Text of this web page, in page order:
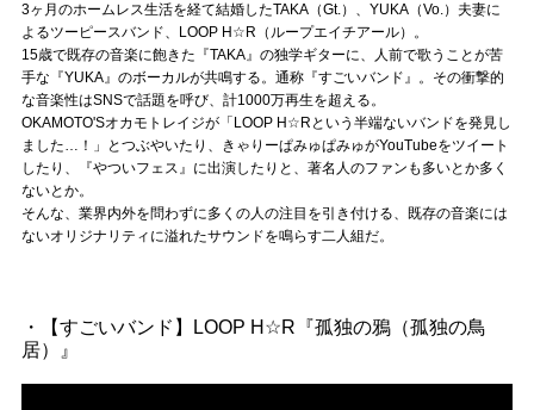
ぶいコミュ！by muevo
ぶいマガ！ by muevo
Follow us
Official SNS
3ヶ月のホームレス生活を経て結婚したTAKA（Gt.）、YUKA（Vo.）夫妻に
よるツーピースバンド、LOOP H☆R（ループエイチアール）。
15歳で既存の音楽に飽きた『TAKA』の独学ギターに、人前で歌うことが苦
手な『YUKA』のボーカルが共鳴する。通称『すごいバンド』。その衝撃的
な音楽性はSNSで話題を呼び、計1000万再生を超える。
OKAMOTO'Sオカモトレイジが「LOOP H☆Rという半端ないバンドを発見し
ました…！」とつぶやいたり、きゃりーぱみゅぱみゅがYouTubeをツイート
したり、『やついフェス』に出演したりと、著名人のファンも多いとか多く
ないとか。
そんな、業界内外を問わずに多くの人の注目を引き付ける、既存の音楽には
ないオリジナリティに溢れたサウンドを鳴らす二人組だ。
・【すごいバンド】LOOP H☆R『孤独の鴉（孤独の鳥
居）』